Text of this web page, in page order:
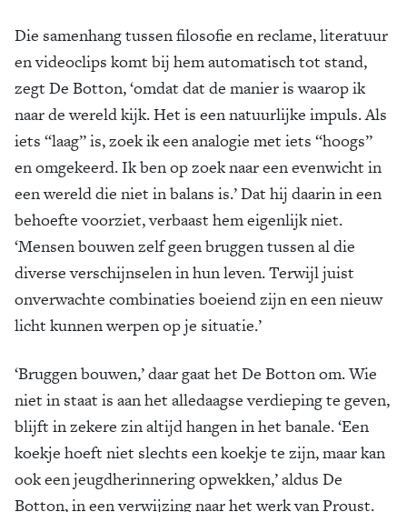
Die samenhang tussen filosofie en reclame, literatuur
en videoclips komt bij hem automatisch tot stand,
zegt De Botton, ‘omdat dat de manier is waarop ik
naar de wereld kijk. Het is een natuurlijke impuls. Als
iets “laag” is, zoek ik een analogie met iets “hoogs”
en omgekeerd. Ik ben op zoek naar een evenwicht in
een wereld die niet in balans is.’ Dat hij daarin in een
behoefte voorziet, verbaast hem eigenlijk niet.
‘Mensen bouwen zelf geen bruggen tussen al die
diverse verschijnselen in hun leven. Terwijl juist
onverwachte combinaties boeiend zijn en een nieuw
licht kunnen werpen op je situatie.’
‘Bruggen bouwen,’ daar gaat het De Botton om. Wie
niet in staat is aan het alledaagse verdieping te geven,
blijft in zekere zin altijd hangen in het banale. ‘Een
koekje hoeft niet slechts een koekje te zijn, maar kan
ook een jeugdherinnering opwekken,’ aldus De
Botton, in een verwijzing naar het werk van Proust.